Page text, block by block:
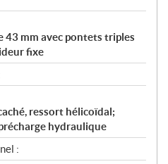
43 mm avec pontets triples
fixe
ressort hélicoïdal;
hydraulique
: